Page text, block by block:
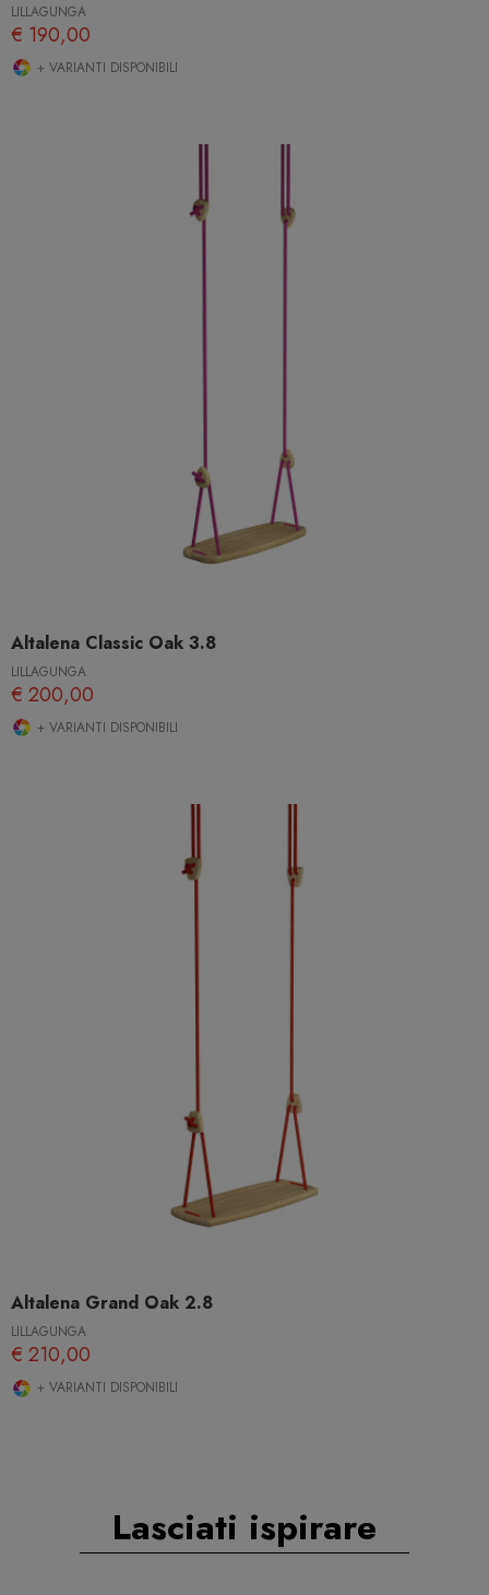
LILLAGUNGA
€ 190,00
+ VARIANTI DISPONIBILI
Altalena Classic Oak 3.8
LILLAGUNGA
€ 200,00
+ VARIANTI DISPONIBILI
Altalena Grand Oak 2.8
LILLAGUNGA
€ 210,00
+ VARIANTI DISPONIBILI
Lasciati ispirare